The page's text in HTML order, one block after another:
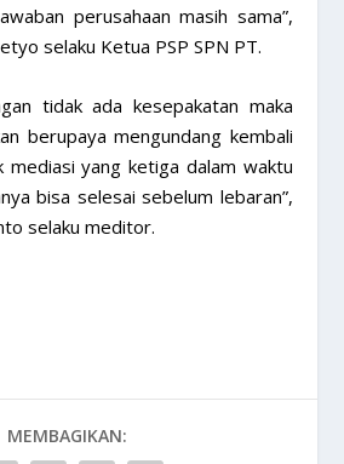
perusahaan masih sama”,
selaku Ketua PSP SPN PT.
tidak ada kesepakatan maka
berupaya mengundang kembali
mediasi yang ketiga dalam waktu
bisa selesai sebelum lebaran”,
selaku meditor.
MEMBAGIKAN: